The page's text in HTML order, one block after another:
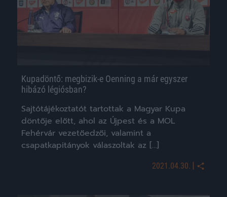
Kupadöntő: megbizik-e Oenning a már egyszer
hibázó légiósban?
Sajtótájékoztatót tartottak a Magyar Kupa
döntője előtt, ahol az Újpest és a MOL
Fehérvár vezetőedzői, valamint a
csapatkapitányok válaszoltak az […]
2021.04.30. |